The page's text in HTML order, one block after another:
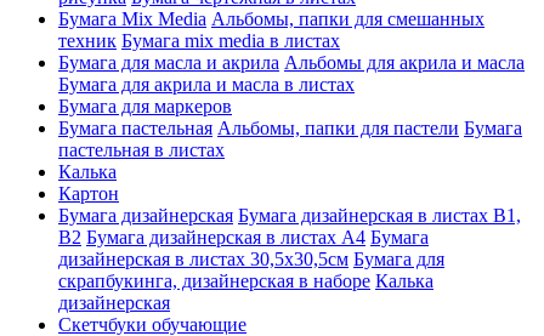
Бумага Mix Media Альбомы, папки для смешанных
техник Бумага mix media в листах
Бумага для масла и акрила Альбомы для акрила и масла
Бумага для акрила и масла в листах
Бумага для маркеров
Бумага пастельная Альбомы, папки для пастели Бумага
пастельная в листах
Калька
Картон
Бумага дизайнерская Бумага дизайнерская в листах В1,
В2 Бумага дизайнерская в листах А4 Бумага
дизайнерская в листах 30,5х30,5см Бумага для
скрапбукинга, дизайнерская в наборе Калька
дизайнерская
Скетчбуки обучающие